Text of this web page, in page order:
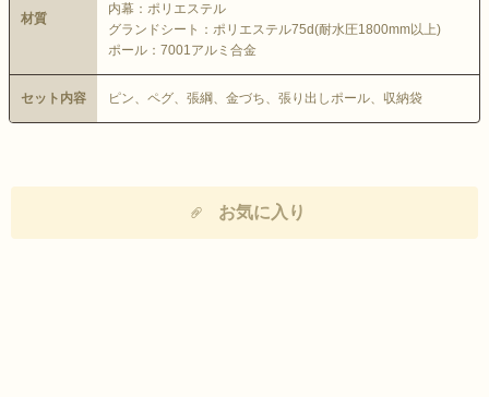
材質
内幕：ポリエステル
グランドシート：ポリエステル75d(耐水圧1800mm以上)
ポール：7001アルミ合金
セット内容 ピン、ペグ、張綱、金づち、張り出しポール、収納袋
お気に入り